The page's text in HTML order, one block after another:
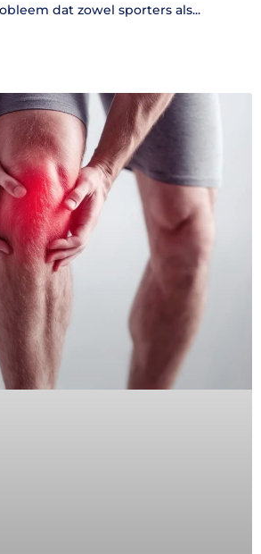
dat zowel sporters als